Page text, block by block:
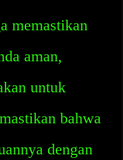
memastikan
aman,
untuk
bahwa
dengan